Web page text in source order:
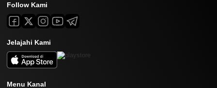
Follow Kami
Jelajahi Kami
Menu Kanal